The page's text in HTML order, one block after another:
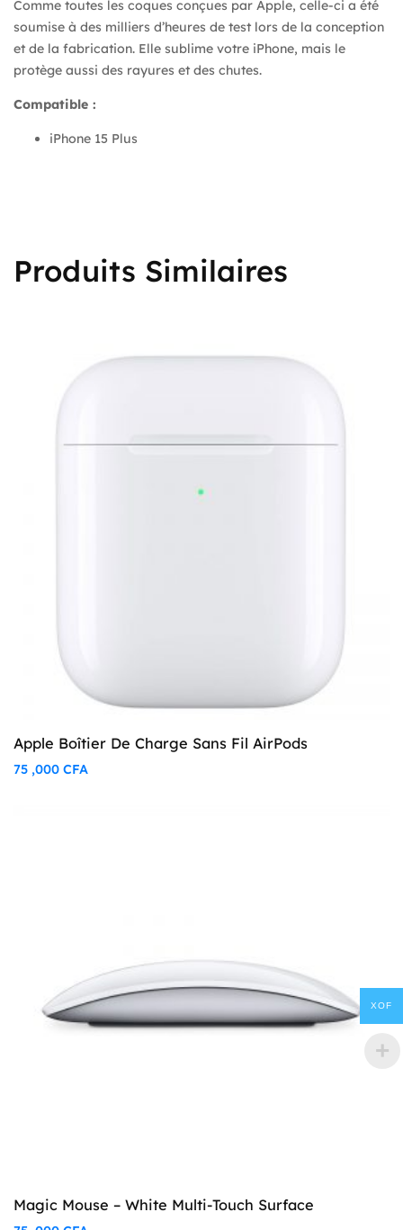
Comme toutes les coques conçues par Apple, celle-ci a été
soumise à des milliers d’heures de test lors de la conception
et de la fabrication. Elle sublime votre iPhone, mais le
protège aussi des rayures et des chutes.
Compatible :
iPhone 15 Plus
Produits Similaires
Apple Boîtier De Charge Sans Fil AirPods
75 ,000 CFA
Magic Mouse – White Multi-Touch Surface
XOF